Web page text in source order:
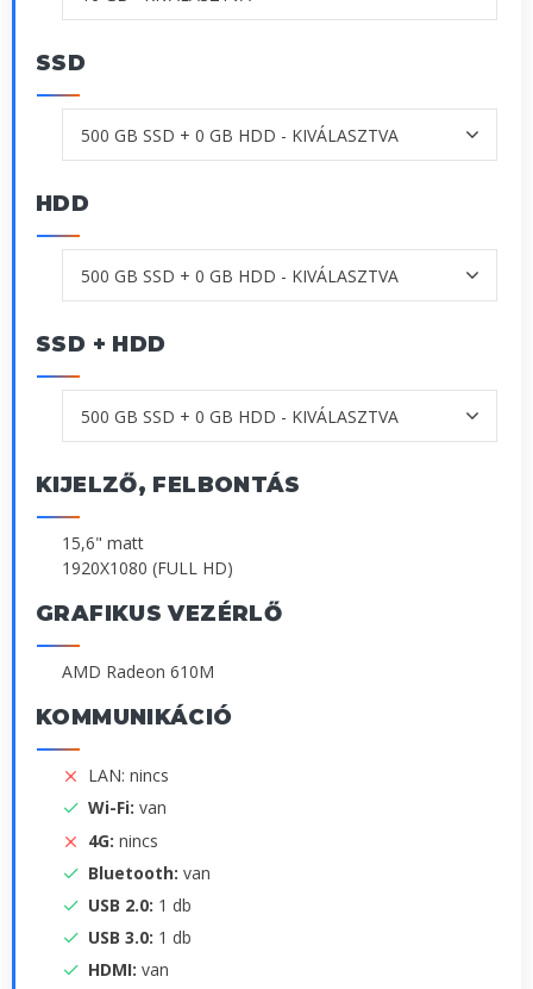
SSD
HDD
SSD + HDD
KIJELZŐ, FELBONTÁS
15,6" matt
1920X1080 (FULL HD)
GRAFIKUS VEZÉRLŐ
AMD Radeon 610M
KOMMUNIKÁCIÓ
LAN: nincs
Wi-Fi: van
4G: nincs
Bluetooth: van
USB 2.0: 1 db
USB 3.0: 1 db
HDMI: van